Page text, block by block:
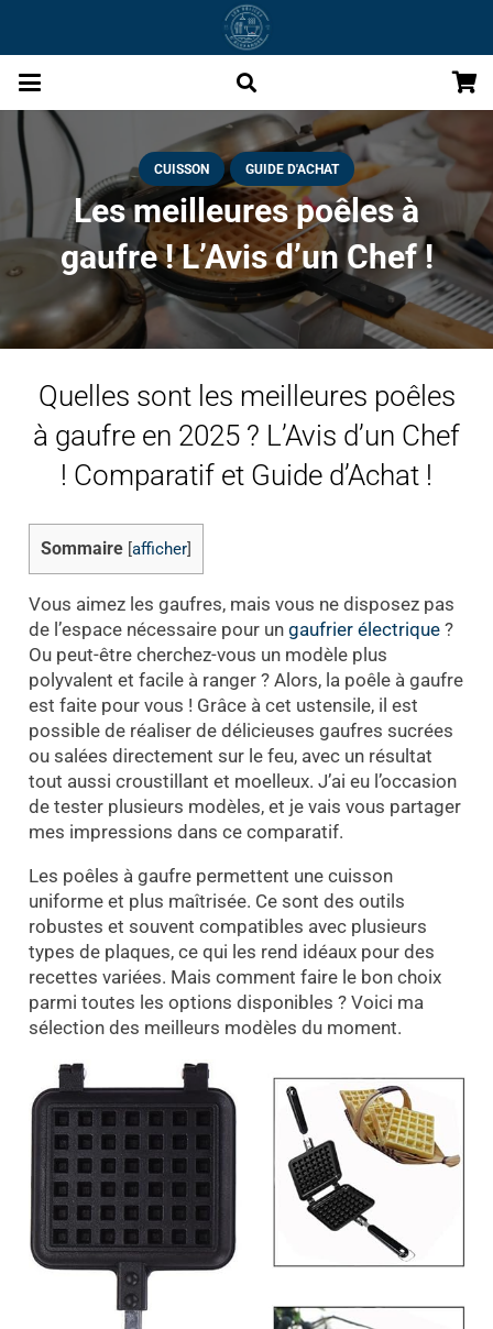
CUISSON GUIDE D'ACHAT
Les meilleures poêles à
gaufre ! L’Avis d’un Chef !
Quelles sont les meilleures poêles
à gaufre en 2025 ? L’Avis d’un Chef
! Comparatif et Guide d’Achat !
Sommaire afficher]
Vous aimez les gaufres, mais vous ne disposez pas
de l’espace nécessaire pour un gaufrier électrique?
Ou peut-être cherchez-vous un modèle plus
polyvalent et facile à ranger ? Alors, la poêle à gaufre
est faite pour vous ! Grâce à cet ustensile, il est
possible de réaliser de délicieuses gaufres sucrées
ou salées directement sur le feu, avec un résultat
tout aussi croustillant et moelleux. J’ai eu l’occasion
de tester plusieurs modèles, et je vais vous partager
mes impressions dans ce comparatif.
Les poêles à gaufre permettent une cuisson
uniforme et plus maîtrisée. Ce sont des outils
robustes et souvent compatibles avec plusieurs
types de plaques, ce qui les rend idéaux pour des
recettes variées. Mais comment faire le bon choix
parmi toutes les options disponibles ? Voici ma
sélection des meilleurs modèles du moment.